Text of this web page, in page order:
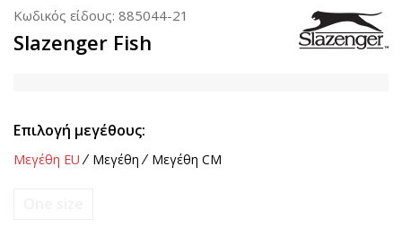
Κωδικός είδους: 885044-21
Slazenger Fish
Επιλογή μεγέθους:
Μεγέθη EU Μεγέθη Μεγέθη CM